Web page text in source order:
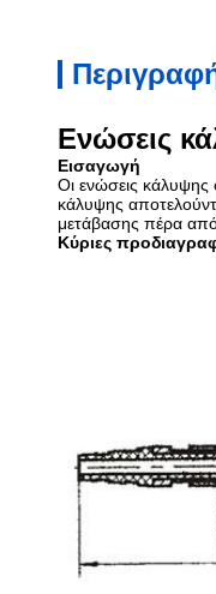
Ενώσεις
Εισαγωγή
Οι ενώσεις κάλυψης
κάλυψης
μετάβασης πέρα από
Κύριες